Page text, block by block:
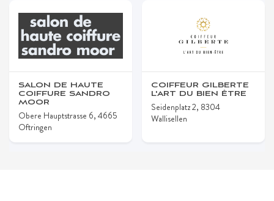
SALON DE HAUTE
COIFFURE SANDRO
MOOR
Obere Hauptstrasse 6, 4665
Oftringen
COIFFEUR GILBERTE
L'ART DU BIEN ÊTRE
Seidenplatz 2, 8304
Wallisellen